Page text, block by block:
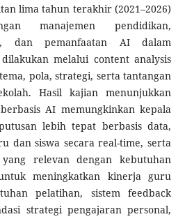
lima tahun terakhir (2021–2026)
manajemen pendidikan,
dan pemanfaatan AI dalam
melalui content analysis
pola, strategi, serta tantangan
Hasil kajian menunjukkan
AI memungkinkan kepala
lebih tepat berbasis data,
dan siswa secara real-time, serta
relevan dengan kebutuhan
meningkatkan kinerja guru
pelatihan, sistem feedback
strategi pengajaran personal,